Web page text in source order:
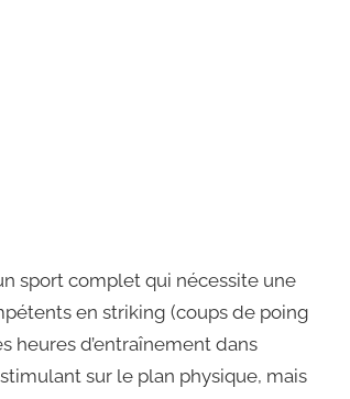
sport complet qui nécessite une
en striking (coups de poing
heures d’entraînement dans
sur le plan physique, mais